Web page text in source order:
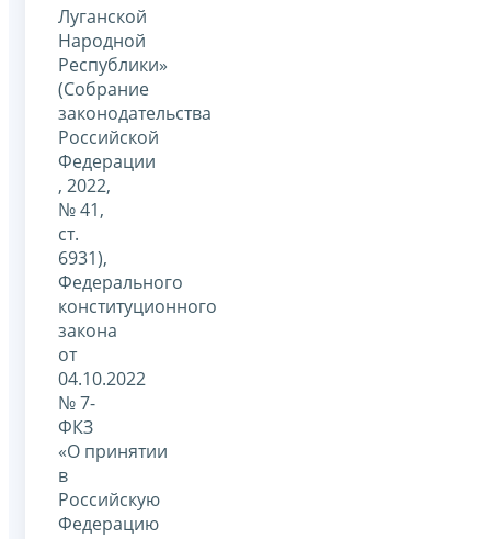
Луганской
Народной
Республики»
(Собрание
законодательства
Российской
Федерации
, 2022,
№ 41,
ст.
6931),
Федерального
конституционного
закона
от
04.10.2022
№ 7-
ФКЗ
«О принятии
в
Российскую
Федерацию